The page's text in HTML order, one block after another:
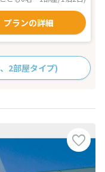
プランの詳細
2部屋タイプ)